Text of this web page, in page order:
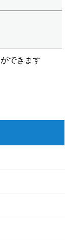
できます